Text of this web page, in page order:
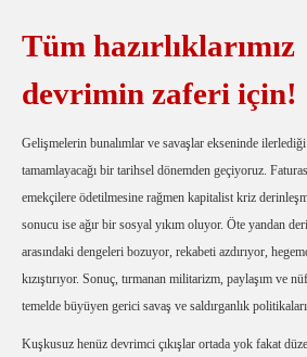
Tüm hazırlıklarımız
devrimin zaferi için!
Gelişmelerin bunalımlar ve savaşlar ekseninde
tamamlayacağı bir tarihsel dönemden geçiyoruz.
emekçilere ödetilmesine rağmen kapitalist kriz
sonucu ise ağır bir sosyal yıkım oluyor. Öte yandan
arasındaki dengeleri bozuyor, rekabeti azdırıyor,
kızıştırıyor. Sonuç, tırmanan militarizm, paylaşım ve
temelde büyüyen gerici savaş ve saldırganlık
Kuşkusuz henüz devrimci çıkışlar ortada yok fakat